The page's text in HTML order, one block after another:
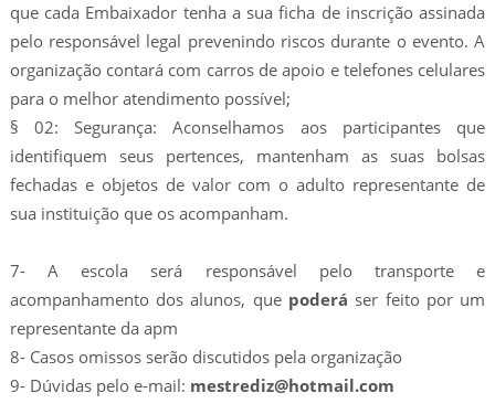
que cada Embaixador tenha a sua ficha de inscrição assinada
pelo responsável legal prevenindo riscos durante o evento. A
organização contará com carros de apoio e telefones celulares
para o melhor atendimento possível;
§ 02: Segurança: Aconselhamos aos participantes que
identifiquem seus pertences, mantenham as suas bolsas
fechadas e objetos de valor com o adulto representante de
sua instituição que os acompanham.
7- A escola será responsável pelo transporte e
acompanhamento dos alunos, que poderá ser feito por um
representante da apm
8- Casos omissos serão discutidos pela organização
9- Dúvidas pelo e-mail: mestrediz@hotmail.com